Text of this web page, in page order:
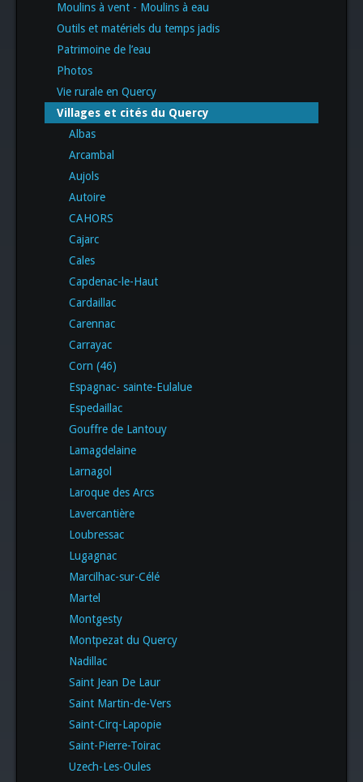
Moulins à vent - Moulins à eau
Outils et matériels du temps jadis
Patrimoine de l’eau
Photos
Vie rurale en Quercy
Villages et cités du Quercy
Albas
Arcambal
Aujols
Autoire
CAHORS
Cajarc
Cales
Capdenac-le-Haut
Cardaillac
Carennac
Carrayac
Corn (46)
Espagnac- sainte-Eulalue
Espedaillac
Gouffre de Lantouy
Lamagdelaine
Larnagol
Laroque des Arcs
Lavercantière
Loubressac
Lugagnac
Marcilhac-sur-Célé
Martel
Montgesty
Montpezat du Quercy
Nadillac
Saint Jean De Laur
Saint Martin-de-Vers
Saint-Cirq-Lapopie
Saint-Pierre-Toirac
Uzech-Les-Oules